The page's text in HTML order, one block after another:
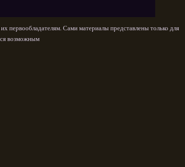
первообладателям. Сами материалы представлены только для
возможным